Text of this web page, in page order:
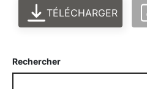
TÉLÉCHARGER
Rechercher